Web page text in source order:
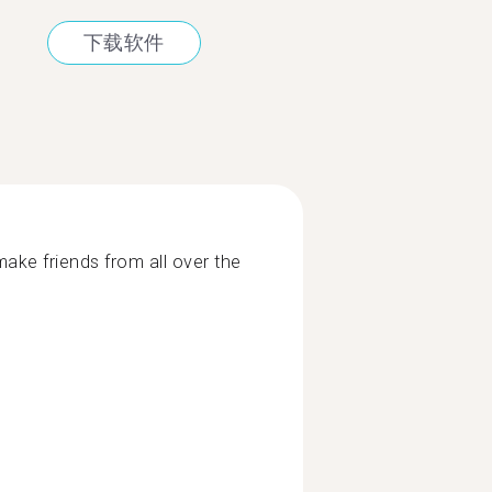
下载软件
friends from all over the